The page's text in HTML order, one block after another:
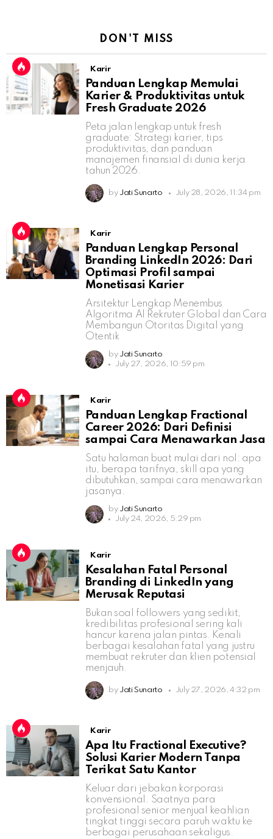
DON'T MISS
Karir
Panduan Lengkap Memulai
Karier & Produktivitas untuk
Fresh Graduate 2026
Peta jalan lengkap untuk fresh
graduate: Strategi karier, tips
produktivitas, dan panduan
manajemen finansial di dunia kerja
tahun 2026.
by Jati Sunarto July 28, 2026, 11:34 pm
Karir
Panduan Lengkap Personal
Branding LinkedIn 2026: Dari
Optimasi Profil sampai
Monetisasi Karier
Arsitektur Lengkap Menembus
Algoritma AI Rekruter Global dan Cara
Membangun Otoritas Digital yang
Otentik
by Jati Sunarto
July 27, 2026, 10:59 pm
Karir
Panduan Lengkap Fractional
Career 2026: Dari Definisi
sampai Cara Menawarkan Jasa
Satu halaman buat mulai dari nol: apa
itu, berapa tarifnya, skill apa yang
dibutuhkan, sampai cara menawarkan
jasanya.
by Jati Sunarto
July 24, 2026, 5:29 pm
Karir
Kesalahan Fatal Personal
Branding di LinkedIn yang
Merusak Reputasi
Bukan soal followers yang sedikit,
kredibilitas profesional sering kali
hancur karena jalan pintas. Kenali
berbagai kesalahan fatal yang justru
membuat rekruter dan klien potensial
menjauh.
by Jati Sunarto July 27, 2026, 4:32 pm
Karir
Apa Itu Fractional Executive?
Solusi Karier Modern Tanpa
Terikat Satu Kantor
Keluar dari jebakan korporasi
konvensional. Saatnya para
profesional senior menjual keahlian
tingkat tinggi secara paruh waktu ke
berbagai perusahaan sekaligus.